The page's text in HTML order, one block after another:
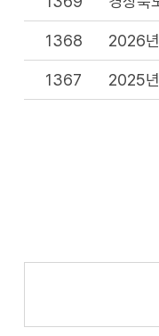
1368 2026
1367 2025